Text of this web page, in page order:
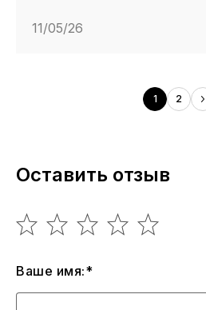
11/05/26
1 2
Оставить отзыв
Ваше имя:*